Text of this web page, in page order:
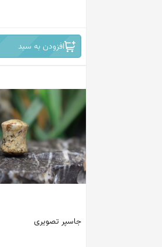
افزودن به سبد
جاسپر تصویری